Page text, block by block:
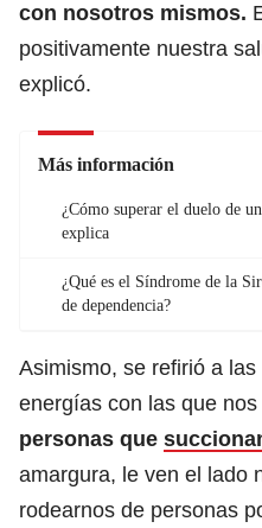
con nosotros mismos.
positivamente nuestra
explicó.
Más información
¿Cómo superar el duelo de
explica
¿Qué es el Síndrome de la
de dependencia?
Asimismo, se refirió a
energías con las que
personas que
amargura, le ven el lado
rodearnos de personas